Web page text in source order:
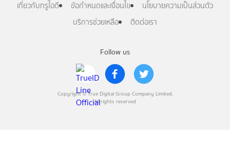
Follow us
Copyright © True Digital Group Company Limited.
All rights reserved
เกี่ยวกับทรูไอดี ข้อกำหนดและเงื่อนไข
นโยบายความเป็นส่วนตัว
บริการช่วยเหลือ
ติดต่อเรา